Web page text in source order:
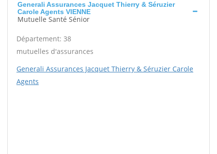
Generali Assurances Jacquet Thierry & Séruzier
Carole Agents VIENNE
Mutuelle Santé Sénior
Département: 38
mutuelles d'assurances
Generali Assurances Jacquet Thierry & Séruzier Carole
Agents